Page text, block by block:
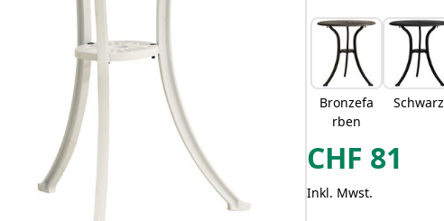
Bronzefa
rben
Schwarz
CHF 81
Inkl. Mwst.